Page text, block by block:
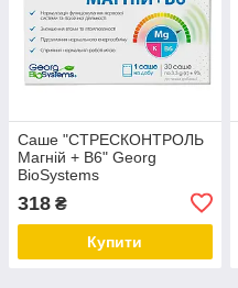
Саше "СТРЕСКОНТРОЛЬ
Магній + В6" Georg
BioSystems
318 ₴
Купити